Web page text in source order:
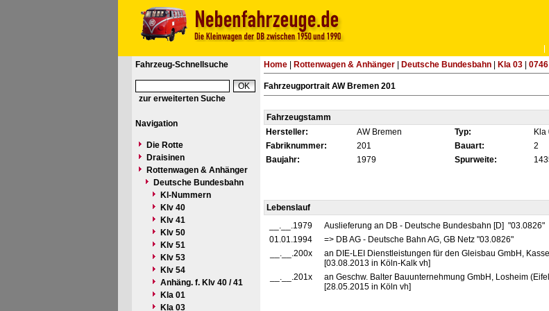
Fahrzeug-Schnellsuche
zur erweiterten Suche
Navigation
Die Rotte
Draisinen
Rottenwagen & Anhänger
Deutsche Bundesbahn
Kl-Nummern
Klv 40
Klv 41
Klv 50
Klv 51
Klv 53
Klv 54
Anhäng. f. Klv 40 / 41
Kla 01
Kla 03
Home| Rottenwagen & Anhänger| Deutsche Bundesbahn| Kla 03|
Fahrzeugportrait AW Bremen 201
Fahrzeugstamm
Hersteller:
AW Bremen Typ: Kla
Fabriknummer:
201 Bauart:
2
Baujahr:
1979 Spurweite:
Lebenslauf
__.__.1979
Auslieferung an DB - Deutsche Bundesbahn [D] "03.0826"
01.01.1994
=> DB AG - Deutsche Bahn AG, GB Netz "03.0826"
__.__.200x
an DIE-LEI Dienstleistungen für den Gleisbau GmbH,
[03.08.2013 in Köln-Kalk vh]
__.__.201x
an Geschw. Balter Bauunternehmung GmbH, Losheim
[28.05.2015 in Köln vh]